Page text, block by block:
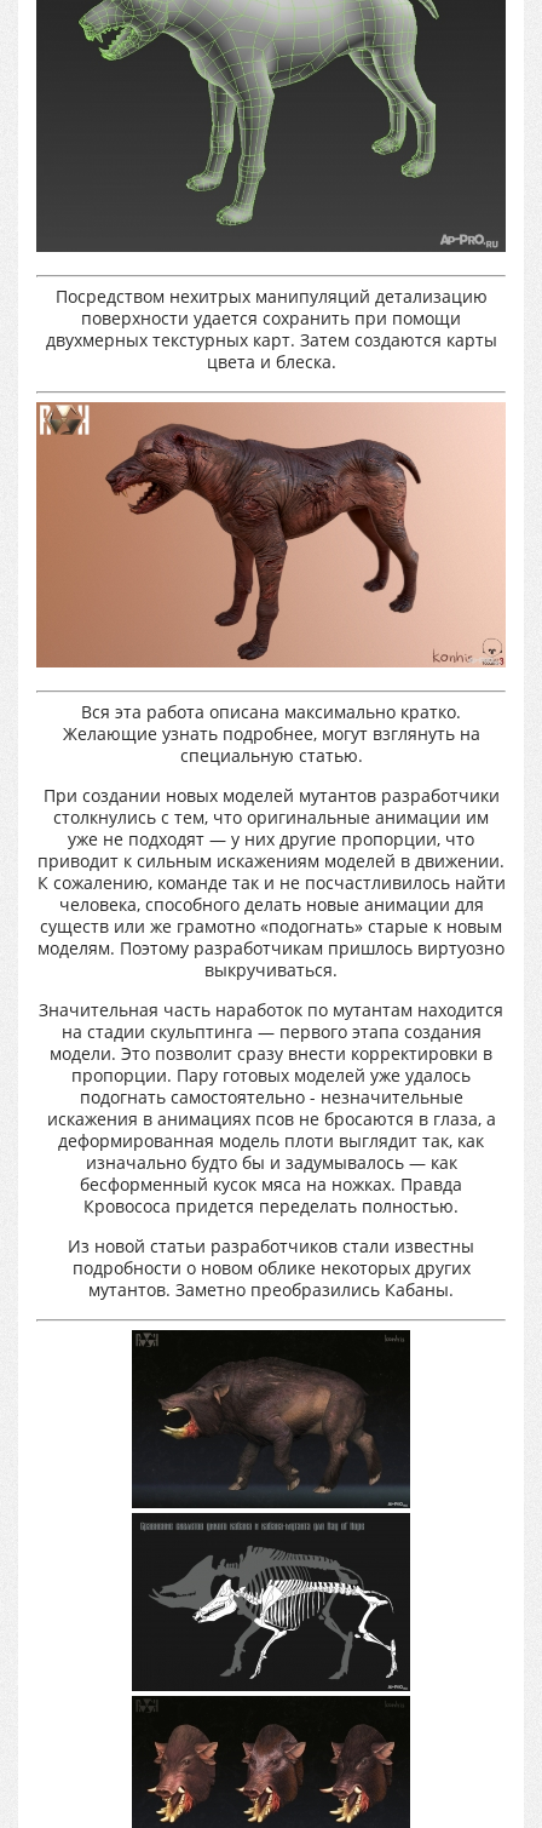
Посредством нехитрых манипуляций детализацию
поверхности удается сохранить при помощи
двухмерных текстурных карт. Затем создаются карты
цвета и блеска.
Вся эта работа описана максимально кратко.
Желающие узнать подробнее, могут взглянуть на
специальную статью.
При создании новых моделей мутантов разработчики
столкнулись с тем, что оригинальные анимации им
уже не подходят — у них другие пропорции, что
приводит к сильным искажениям моделей в движении.
К сожалению, команде так и не посчастливилось найти
человека, способного делать новые анимации для
существ или же грамотно «подогнать» старые к новым
моделям. Поэтому разработчикам пришлось виртуозно
выкручиваться.
Значительная часть наработок по мутантам находится
на стадии скульптинга — первого этапа создания
модели. Это позволит сразу внести корректировки в
пропорции. Пару готовых моделей уже удалось
подогнать самостоятельно - незначительные
искажения в анимациях псов не бросаются в глаза, а
деформированная модель плоти выглядит так, как
изначально будто бы и задумывалось — как
бесформенный кусок мяса на ножках. Правда
Кровососа придется переделать полностью.
Из новой статьи разработчиков стали известны
подробности о новом облике некоторых других
мутантов. Заметно преобразились Кабаны.